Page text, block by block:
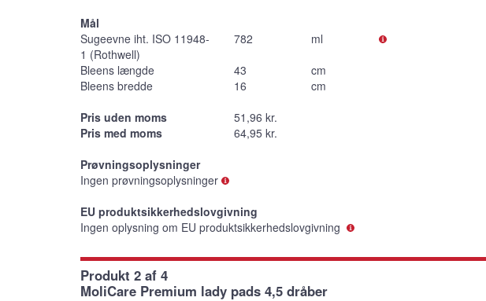
Mål
Sugeevne iht. ISO 11948-
1 (Rothwell)
782
ml
Bleens længde
43
cm
Bleens bredde
16
cm
Pris uden moms
51,96 kr.
Pris med moms
64,95 kr.
Prøvningsoplysninger
Ingen prøvningsoplysninger
EU produktsikkerhedslovgivning
Ingen oplysning om EU produktsikkerhedslovgivning
Produkt 2 af 4
MoliCare Premium lady pads 4,5 dråber